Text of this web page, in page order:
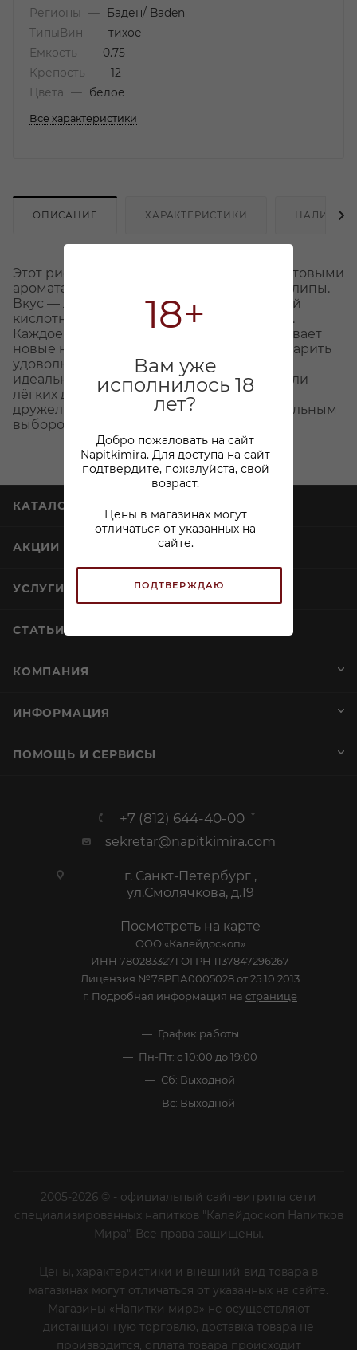
18+
Вам уже
исполнилось 18
лет?
Добро пожаловать на сайт
Napitkimira. Для доступа на сайт
подтвердите, пожалуйста, свой
возраст.
Цены в магазинах могут
отличаться от указанных на
сайте.
ПОДТВЕРЖДАЮ
Регионы
—
Баден/ Baden
ТипыВин
— тихое
Емкость
—
0.75
Крепость
— 12
Цвета
— белое
Все характеристики
ОПИСАНИЕ ХАРАКТЕРИСТИКИ НАЛИЧИЕ
Этот рислинг очаровывает мягкими фруктовыми
ароматами персика, мандарина и цветов липы.
Вкус — лёгкий и освежающий, с искристой
кислотностью и ненавязчивой сладостью.
Каждое движение вина по бокалу раскрывает
новые нюансы. Это вино создано, чтобы дарить
удовольствие без сложных мыслей. Оно
идеально подходит для тёплых вечеров или
лёгких друзейских ужинов. Приятный,
дружелюбный стиль делает его универсальным
выбором для любого случая.
КАТАЛОГ
АКЦИИ
УСЛУГИ
СТАТЬИ
КОМПАНИЯ
ИНФОРМАЦИЯ
ПОМОЩЬ И СЕРВИСЫ
+7 (812) 644-40-00
sekretar@napitkimira.com
г. Санкт-Петербург ,
ул.Смолячкова, д.19
Посмотреть на карте
ООО «Калейдоскоп»
ИНН 7802833271 ОГРН 1137847296267
Лицензия №78РПА0005028 от 25.10.2013
г. Подробная информация на странице
График работы
Пн-Пт: с 10:00 до 19:00
Сб: Выходной
Вс: Выходной
2005-2026 © - официальный сайт-витрина сети
специализированных напитков "Калейдоскоп Напитков
Мира". Все права защищены.
Цены, характеристики и внешний вид товара в
магазинах могут отличаться от указанных на сайте.
Магазины «Напитки мира» не осуществляют
дистанционную торговлю, доставка товара не
производится, оплата товара происходит